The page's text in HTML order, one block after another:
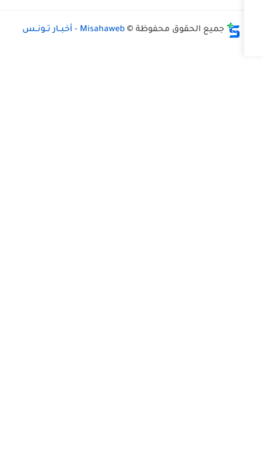
محفوظة © Misahaweb - أخبــار تــونــس